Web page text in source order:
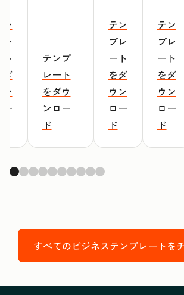
ダ
ー
テンプ
レート
をダウ
ンロー
ド
テン
プレ
ート
をダ
ウン
ロー
ド
テン
プレ
ート
をダ
ウン
ロー
ド
すべてのビジネステンプレートを